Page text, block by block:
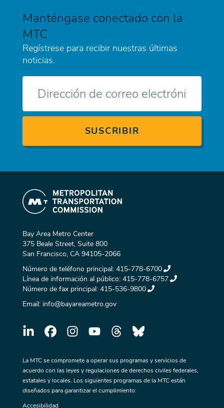
Manténgase conectado con la
MTC
Regístrese para recibir nuestras últimas
noticias.
electrónico
Bay Area Metro Center
375 Beale Street, Suite 800
San Francisco, CA 94105-2066
Número de teléfono principal: 415-778-6700
Línea de información al público: 415-778-6757
Número de fax principal: 415-536-9800
Email: info@bayareametro.gov
La MTC se compromete a operar sus programas y servicios de
acuerdo con las leyes y regulaciones de derechos civiles federales,
estatales y locales. Los siguientes programas de la MTC están
diseñados para garantizar el cumplimiento:
Accesibilidad